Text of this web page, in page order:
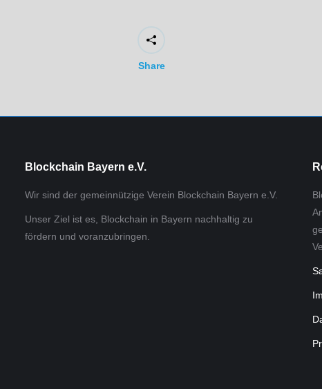
Share
Blockchain Bayern e.V.
Wir sind der gemeinnützige Verein Blockchain Bayern e.V.
Unser Ziel ist es, Blockchain in Bayern nachhaltig zu
fördern und voranzubringen.